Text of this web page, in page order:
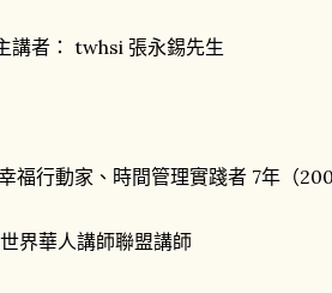
講者： twhsi 張永錫先生
福行動家、時間管理實踐者 7年（
界華人講師聯盟講師